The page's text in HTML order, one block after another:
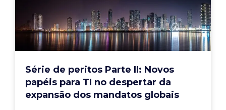
Série de peritos Parte II: Novos
papéis para TI no despertar da
expansão dos mandatos globais